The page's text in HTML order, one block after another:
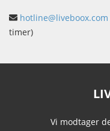
hotline@liveboox.com
timer)
Vi modtager